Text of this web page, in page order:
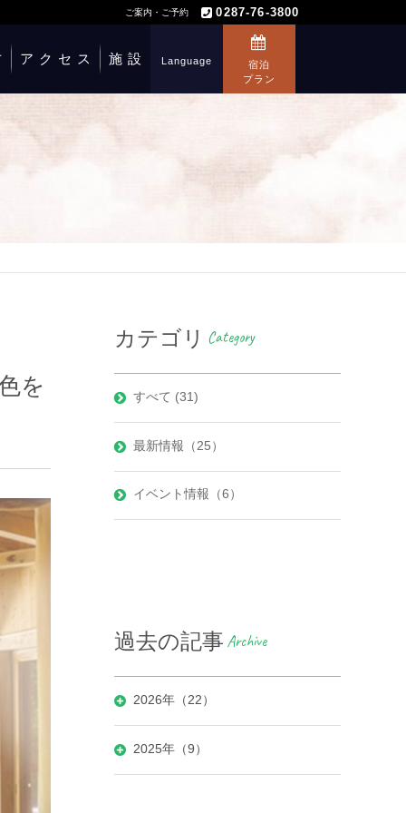
ご案内・ご予約 0287-76-3800
アクセス 施設 Language
宿泊
プラン
を
カテゴリ Category
すべて (31)
最新情報（25）
イベント情報（6）
過去の記事 Archive
2026年（22）
2025年（9）